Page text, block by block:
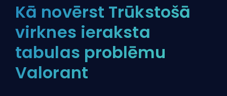
Kā novērst Trūkstošā
virknes ieraksta
tabulas problēmu
Valorant